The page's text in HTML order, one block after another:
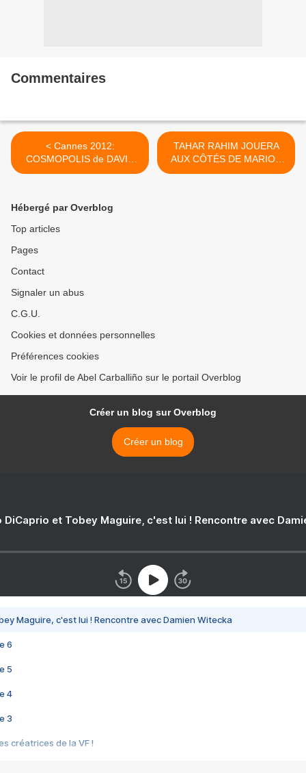
Commentaires
< Cannes 2012:
COSMOPOLIS de DAVID
CRONEMBERG
TAHAR RAHIM JOUERA
AUX CÔTÉS DE MARION
COTILLARD Marion
Hébergé par Overblog
Top articles
Pages
Contact
Signaler un abus
C.G.U.
Cookies et données personnelles
Préférences cookies
Voir le profil de Abel Carballiño sur le portail Overblog
Créer un blog sur Overblog
Créer un blog
DiCaprio et Tobey Maguire, c'est lui ! Rencontre avec
Maguire, c'est lui ! Rencontre avec Damien Witecka
6
5
4
3
créatrices de la VF !